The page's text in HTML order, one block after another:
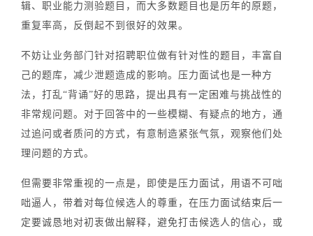
辑、职业能力测验题目，而大多数题目也是历年的原题，
重复率高，反倒起不到很好的效果。
不妨让业务部门针对招聘职位做有针对性的题目，丰富自
己的题库，减少泄题造成的影响。 压力面试也是一种方
法，打乱“背诵”好的思路，提出具有一定困难与挑战性的
非常规问题。对于回答中的一些模糊、有疑点的地方，通
过追问或者质问的方式，有意制造紧张气氛，观察他们处
理问题的方式。
但需要非常重视的一点是，即使是压力面试，用语不可咄
咄逼人，带着对每位候选人的尊重，在压力面试结束后一
定要诚恳地对初衷做出解释，避免打击候选人的信心，或